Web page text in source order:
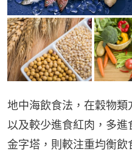
地中海飲食法，在穀物類
以及較少進食紅肉，多
金字塔，則較注重均衡